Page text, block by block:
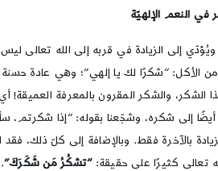
في النعم الإلهيّة
إلى الزيادة في قربه إلى الله تعالى
الأكل: “شكرًا لك يا إلهي”؛ وهي عادة حسنة
الشكر، والشكر المقرون بالمعرفة
أيضًا إلى شكره، وشجّعنا بقوله: “إذا
بالآخرة فقط. وبالإضافة إلى كلّ ذلك،
تعالى كثيرًا على حقيقة:“تشكُرُ مَن شَكَرَكَ”